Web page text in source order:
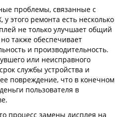
проблемы, связанные с
этого ремонта есть несколько
не только улучшает общий
также обеспечивает
и производительность.
или неисправного
службы устройства и
повреждение, что в конечном
пользователя в
процесс замены дисплея на